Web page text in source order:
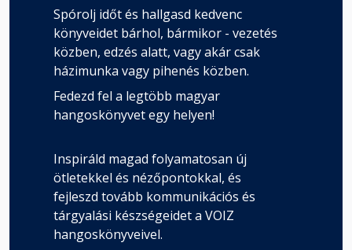
Spórolj időt és hallgasd kedvenc
könyveidet bárhol, bármikor - vezetés
közben, edzés alatt, vagy akár csak
házimunka vagy pihenés közben.
Fedezd fel a legtöbb magyar
hangoskönyvet egy helyen!
Inspiráld magad folyamatosan új
ötletekkel és nézőpontokkal, és
fejleszd tovább kommunikációs és
tárgyalási készségeidet a VOIZ
hangoskönyveivel.